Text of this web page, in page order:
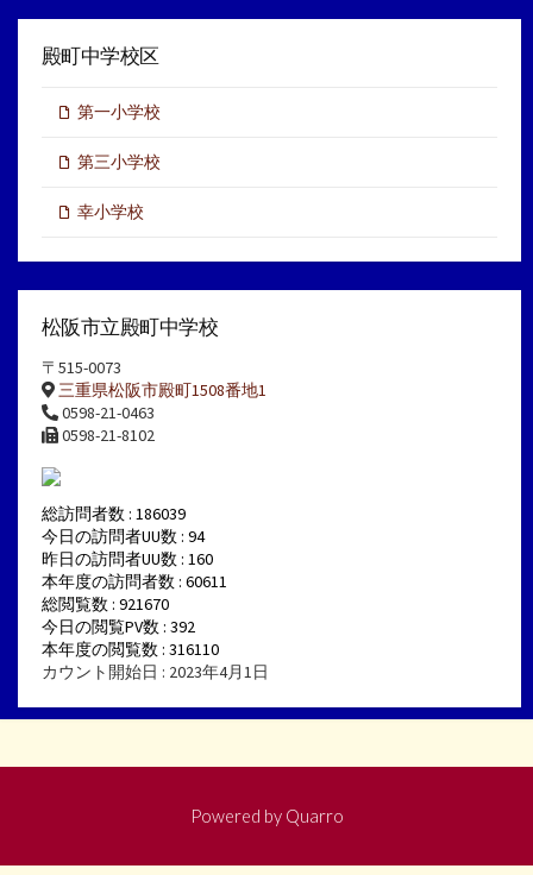
殿町中学校区
第一小学校
第三小学校
幸小学校
松阪市立殿町中学校
〒515-0073
三重県松阪市殿町1508番地1
0598-21-0463
0598-21-8102
総訪問者数 : 186039
今日の訪問者UU数 : 94
昨日の訪問者UU数 : 160
本年度の訪問者数 : 60611
総閲覧数 : 921670
今日の閲覧PV数 : 392
本年度の閲覧数 : 316110
カウント開始日 : 2023年4月1日
Powered by Quarro